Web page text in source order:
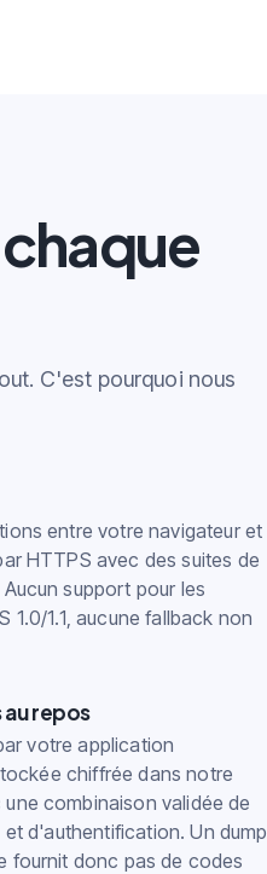
C'est pourquoi nous
entre votre navigateur et
HTTPS avec des suites de
support pour les
1.0/1.1, aucune fallback non
repos
votre application
chiffrée dans notre
combinaison validée de
d'authentification. Un dump
fournit donc pas de codes